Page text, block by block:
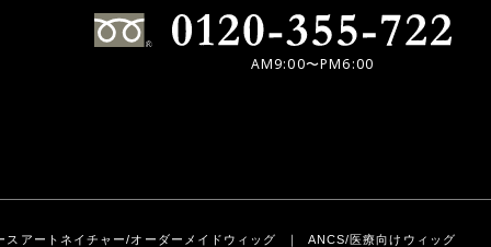
AM9:00〜PM6:00
スアートネイチャー/オーダーメイドウィッグ ANCS/医療向けウィッグ